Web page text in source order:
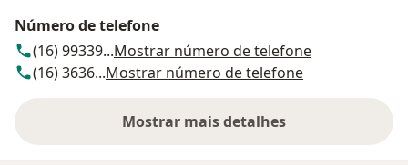
Número de telefone
(16) 99339...Mostrar número de telefone
(16) 3636...Mostrar número de telefone
Mostrar mais detalhes
sobre o endereço